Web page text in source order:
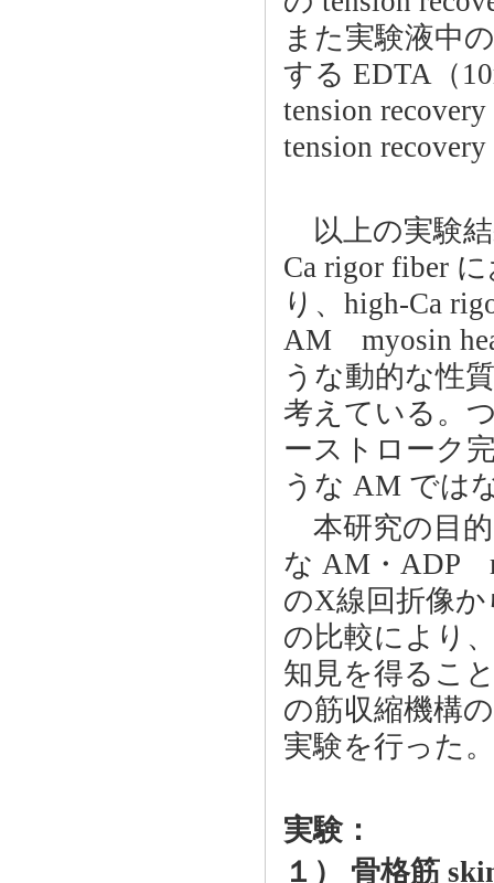
また実験液中
する EDTA（
tension
tension
以上の実験結
Ca rigor fiber
り、high-Ca
AM myosin
うな動的な性
考えている。
ーストローク
うな AM では
本研究の目的
な AM・ADP
のX線回折像か
の比較により
知見を得るこ
の筋収縮機構
実験を行った。
実験：
１） 骨格筋